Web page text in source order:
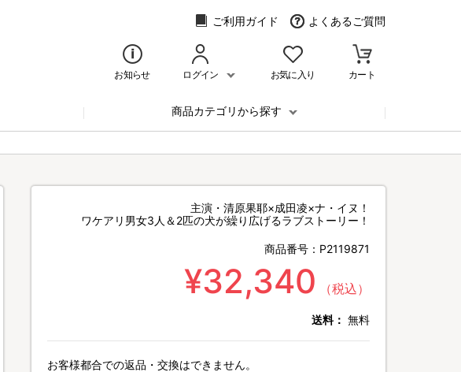
ご利用ガイド よくあるご質問
お知らせ ログイン お気に入り カート
商品カテゴリから探す
主演・清原果耶×成田凌×ナ・イヌ！
ワケアリ男女3人＆2匹の犬が繰り広げるラブストーリー！
商品番号： P2119871
¥32,340 （税込）
送料： 無料
お客様都合での返品・交換はできません。